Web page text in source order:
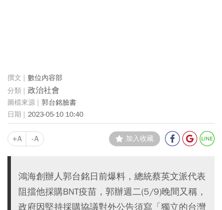
數位內容部
政治社會
郭台銘臉書
2023-05-10 10:40
+A -A 加入收藏
鴻海創辦人郭台銘日前爆料，總統蔡英文派代表
阻擋他採購BNT疫苗，郭辦週二(5/9)晚間又稱，
政府因堅持採購協議對外公告須寫「獨立的台灣